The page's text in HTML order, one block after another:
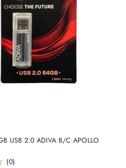
USB 2.0 ADIVA B/C APOLLO
(0)
PRODUKT NIEDOSTĘPNY